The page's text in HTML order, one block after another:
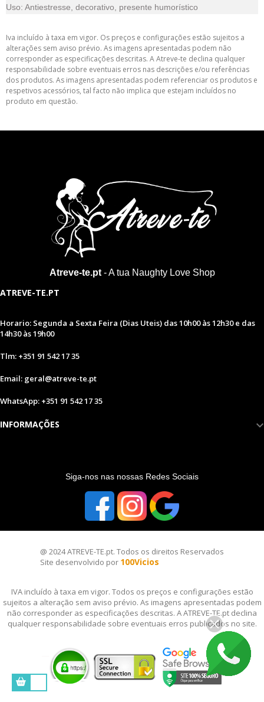
Uso: Antiestresse, decorativo, presente humorístico
Iva incluído à taxa em vigor. Os preços e configurações estão sujeitos a
alterações sem aviso prévio. As imagens apresentadas podem não
corresponder as especificações descritas. A Atreve-te declina qualquer
responsabilidade sobre eventuais erros nas descrições e/ou referências
dos produtos. As imagens apresentadas podem referenciar os produtos e
respetivos acessórios, tal facto não implica que estejam incluídos no
produto em questão.
Atreve-te.pt- A tua Naughty Love Shop
ATREVE-TE.PT
Horario: Segunda a Sexta Feira (Dias Uteis) das 10h00 às 12h30 e das
14h30 às 19h00
Tlm: +351 91 542 17 35
Email: geral@atreve-te.pt
WhatsApp: +351 91 542 17 35
INFORMAÇÕES
Siga-nos nas nossas Redes Sociais
@ 2024 ATREVE-TE.pt. Todos os direitos Reservados
Site desenvolvido por 100Vicios
IVA incluído à taxa em vigor. Todos os preços e configurações estão
sujeitos a alteração sem aviso prévio. As imagens apresentadas podem
não corresponder as especificações descritas. A ATREVE-TE.pt declina
qualquer responsabilidade sobre eventuais erros publicados no site.